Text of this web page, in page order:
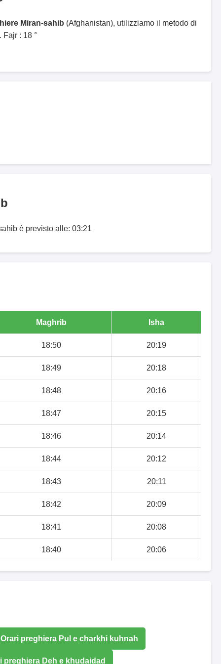
Miran-sahib (Afghanistan), utilizziamo il metodo di
: 18 °
è previsto alle: 03:21
Maghrib Isha
18:50 20:19
18:49 20:18
18:48 20:16
18:47 20:15
18:46 20:14
18:44 20:12
18:43 20:11
18:42 20:09
18:41 20:08
18:40 20:06
Orari preghiera Pul e charkhi kuhnah
preghiera Deh e khudaidad